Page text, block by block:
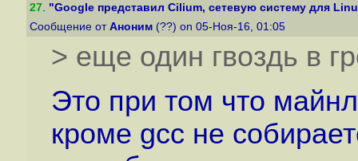
27. "Google представил Cilium, сетевую систему для
Сообщение от Аноним (??) on 05-Ноя-16, 01:05
> еще один гвоздь в
Это при том что
кроме gcc не